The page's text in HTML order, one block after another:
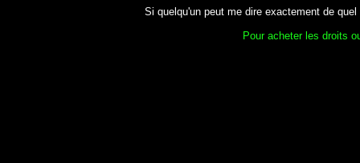
Si quelqu'un peut me dire exactement de
Pour acheter les droits